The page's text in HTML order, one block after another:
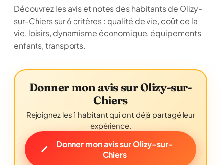
Découvrez les avis et notes des habitants de Olizy-
sur-Chiers sur 6 critères : qualité de vie, coût de la
vie, loisirs, dynamisme économique, équipements
enfants, transports.
Donner mon avis sur Olizy-sur-
Chiers
Rejoignez les 1 habitant qui ont déjà partagé leur
expérience.
Donner mon avis sur Olizy-sur-
Chiers